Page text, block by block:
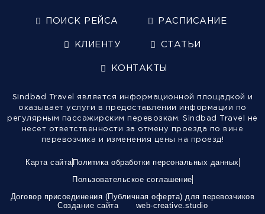
ПОИСК РЕЙСА РАСПИСАНИЕ
КЛИЕНТУ СТАТЬИ
КОНТАКТЫ
Sindbad Travel является информационной площадкой и
оказывает услуги в предоставлении информации по
регулярным пассажирским перевозкам. Sindbad Travel не
несет ответственности за отмену проезда по вине
перевозчика и изменения цены на проезд!
Карта сайта Политика обработки персональных данных
Пользовательское соглашение
Договор присоединения (Публичная оферта) для перевозчиков
Создание сайта
web-creative.studio